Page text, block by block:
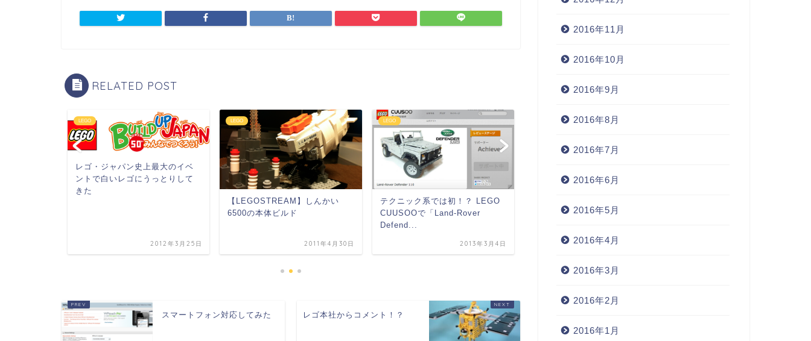
RELATED POST
LEGO
レゴ・ジャパン史上最大のイベ
ントで白いレゴにうっとりして
きた
2012年3月25日
LEGO
【LEGOSTREAM】しんかい
6500の本体ビルド
2011年4月30日
LEGO
テクニック系では初！？ LEGO
CUUSOOで「Land-Rover
Defend...
2013年3月4日
ントで白いレゴにうっとりして
2012年3月25日
スマートフォン対応してみた レゴ本社からコメント！？
2016年11月
2016年10月
2016年9月
2016年8月
2016年7月
2016年6月
2016年5月
2016年4月
2016年3月
2016年2月
2016年1月